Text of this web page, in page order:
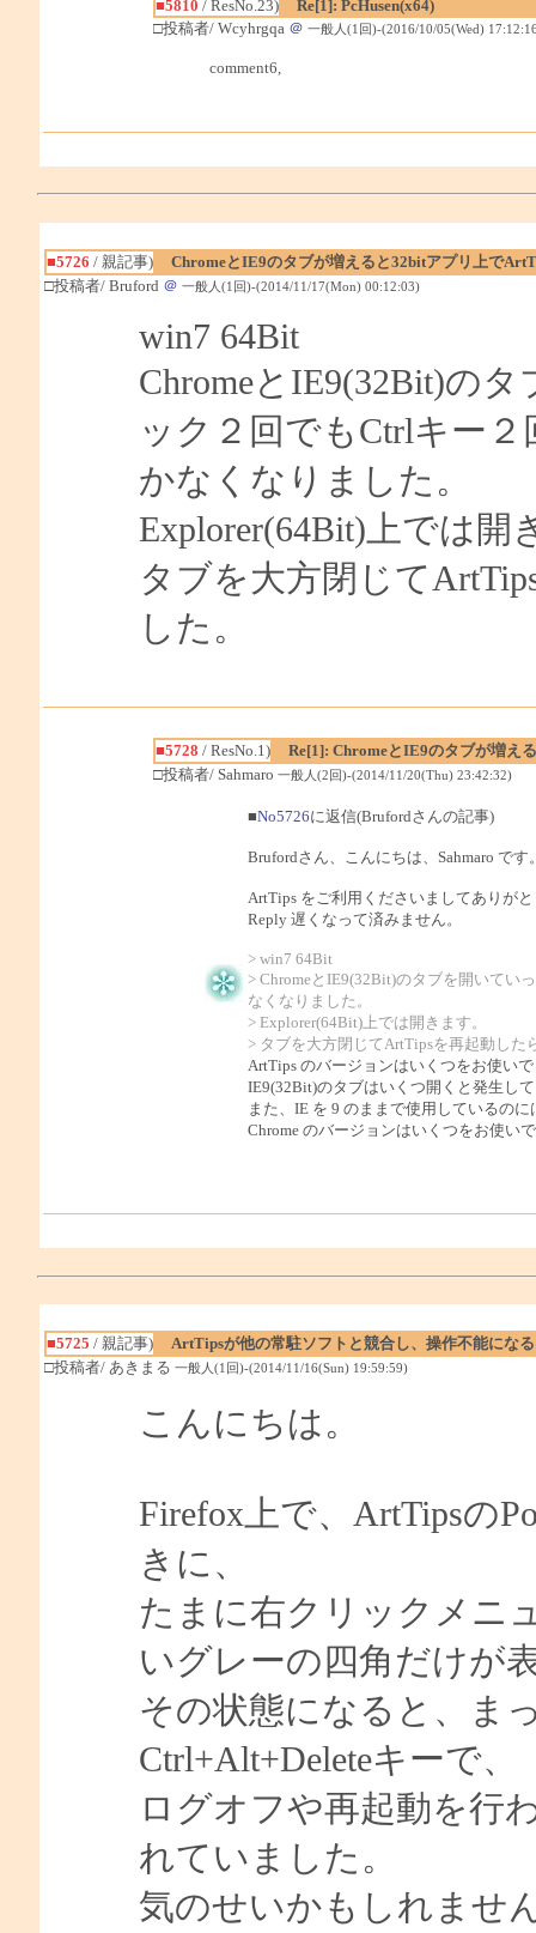
■5810 / ResNo.23)
Re[1]: PcHusen(x64)
□投稿者/ Wcyhrgqa ＠ 一般人(1回)-(2016/10/05(Wed)
comment6,
■5726 / 親記事)
ChromeとIE9のタブが増えると32bitアプリ上で
□投稿者/ Bruford ＠ 一般人(1回)-(2014/11/17(Mon) 00:12:03)
win7 64Bit
ChromeとIE9(32Bit)の
ック２回でもCtrlキー
かなくなりました。
Explorer(64Bit)上では開
タブを大方閉じて
した。
■5728 / ResNo.1)
Re[1]: ChromeとIE9のタブが増え
□投稿者/ Sahmaro 一般人(2回)-(2014/11/20(Thu) 23:42:32)
■No5726に返信(Brufordさんの記事)
Brufordさん、こんにちは、Sahmaro です
ArtTips をご利用くださいましてありが
Reply 遅くなって済みません。
> win7 64Bit
> ChromeとIE9(32Bit)のタブを開いてい
なくなりました。
> Explorer(64Bit)上では開きます。
> タブを大方閉じてArtTipsを再起動した
ArtTips のバージョンはいくつをお使い
IE9(32Bit)のタブはいくつ開くと発生し
また、IE を 9 のままで使用しているの
Chrome のバージョンはいくつをお使い
■5725 / 親記事)
ArtTipsが他の常駐ソフトと競合し、操作不能になる
□投稿者/ あきまる 一般人(1回)-(2014/11/16(Sun) 19:59:59)
こんにちは。
Firefox上で、ArtTipsの
きに、
たまに右クリックメニ
いグレーの四角だけが
その状態になると、ま
Ctrl+Alt+Deleteキーで、
ログオフや再起動を行
れていました。
気のせいかもしれませ